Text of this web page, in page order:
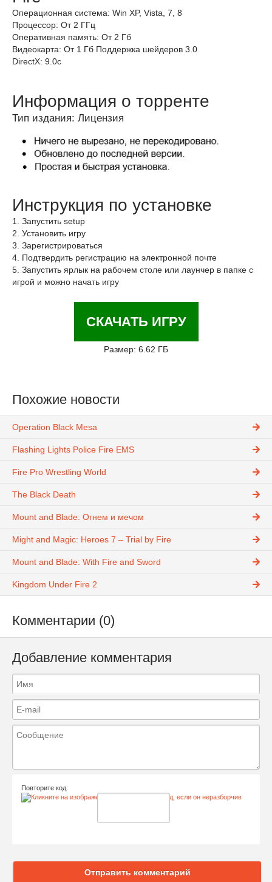
Операционная система: Win XP, Vista, 7, 8
Процессор: От 2 ГГц
Оперативная память: От 2 Гб
Видеокарта: От 1 Гб Поддержка шейдеров 3.0
DirectX: 9.0c
Информация о торренте
Тип издания: Лицензия
Инструкция по установке
1. Запустить setup
2. Установить игру
3. Зарегистрироваться
4. Подтвердить регистрацию на электронной почте
5. Запустить ярлык на рабочем столе или лаунчер в папке с
игрой и можно начать игру
СКАЧАТЬ ИГРУ
Размер: 6.62 ГБ
Похожие новости
Operation Black Mesa
Flashing Lights Police Fire EMS
Fire Pro Wrestling World
The Black Death
Mount and Blade: Огнем и мечом
Might and Magic: Heroes 7 – Trial by Fire
Mount and Blade: With Fire and Sword
Kingdom Under Fire 2
Комментарии (0)
Добавление комментария
Повторите код:
Отправить комментарий